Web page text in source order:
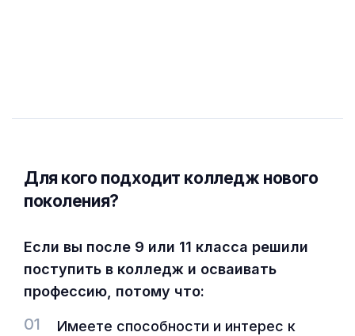
Для кого подходит колледж нового
поколения?
Если вы после 9 или 11 класса решили
поступить в колледж и осваивать
профессию, потому что:
01
Имеете способности и интерес к